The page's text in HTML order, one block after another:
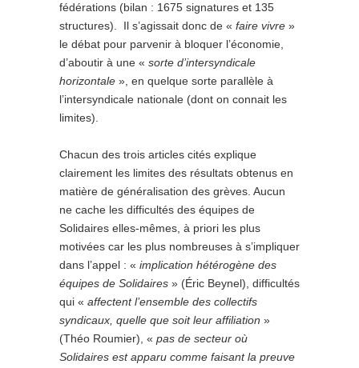
fédérations (bilan : 1675 signatures et 135
structures). Il s’agissait donc de « faire vivre »
le débat pour parvenir à bloquer l’économie,
d’aboutir à une « sorte d’intersyndicale
horizontale », en quelque sorte parallèle à
l’intersyndicale nationale (dont on connait les
limites).
Chacun des trois articles cités explique
clairement les limites des résultats obtenus en
matière de généralisation des grèves. Aucun
ne cache les difficultés des équipes de
Solidaires elles-mêmes, à priori les plus
motivées car les plus nombreuses à s’impliquer
dans l’appel : « implication hétérogène des
équipes de Solidaires » (Éric Beynel), difficultés
qui « affectent l’ensemble des collectifs
syndicaux, quelle que soit leur affiliation »
(Théo Roumier), « pas de secteur où
Solidaires est apparu comme faisant la preuve